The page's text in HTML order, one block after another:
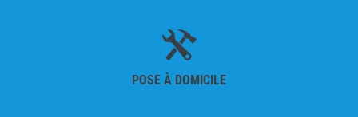
POSE À DOMICILE